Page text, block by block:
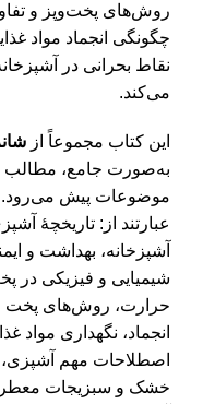
روش‌های پخت‌وپز و
چگونگی انجماد مواد
نقاط بحرانی در
می‌کند.
این کتاب مجموعاً از
به‌صورت جامع، مطالب
موضوعات پیش می‌رود.
عبارتند از: تاریخچۀ
آشپزخانه، بهداشت و
شیمیایی و فیزیکی در
حرارت، روش‌های پخت و
انجماد، نگهداری مواد
اصطلاحات مهم آشپزی،
خشک و سبزیجات معطر